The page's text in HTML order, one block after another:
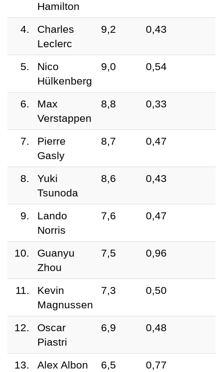
Hamilton
4.
Charles
Leclerc
9,2 0,43
5.
Nico
Hülkenberg
9,0 0,54
6.
Max
Verstappen
8,8 0,33
7.
Pierre
Gasly
8,7 0,47
8.
Yuki
Tsunoda
8,6 0,43
9.
Lando
Norris
7,6 0,47
10.
Guanyu
Zhou
7,5 0,96
11.
Kevin
Magnussen
7,3 0,50
12.
Oscar
Piastri
6,9 0,48
13. Alex Albon 6,5
0,77